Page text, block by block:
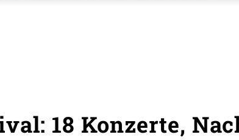
18 Konzerte,